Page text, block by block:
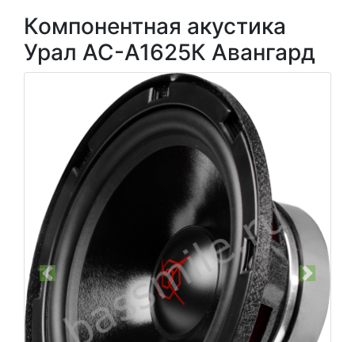
Компонентная акустика
Урал АС-А1625К Авангард
Previous Next